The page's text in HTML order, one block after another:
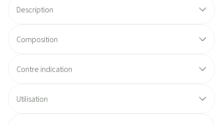
Description
Composition
Contre indication
Utilisation